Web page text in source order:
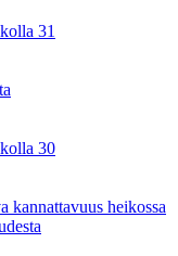
31
30
kannattavuus heikossa